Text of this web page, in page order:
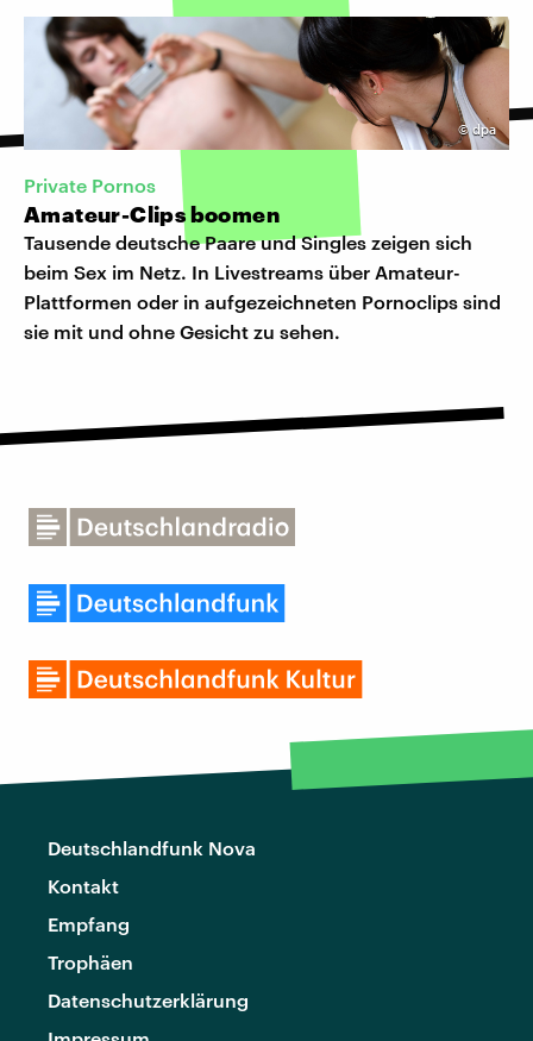
© dpa
Private Pornos
Amateur-Clips boomen
Tausende deutsche Paare und Singles zeigen sich
beim Sex im Netz. In Livestreams über Amateur-
Plattformen oder in aufgezeichneten Pornoclips sind
sie mit und ohne Gesicht zu sehen.
Deutschlandfunk Nova
Kontakt
Empfang
Trophäen
Datenschutzerklärung